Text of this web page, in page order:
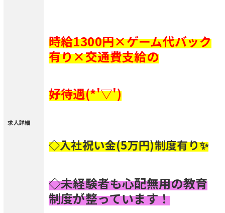
求人詳細
時給1300円×ゲーム代バック
有り×交通費支給の
好待遇(*'▽')
◇入社祝い金(5万円)制度有り✨
◇未経験者も心配無用の教育
制度が整っています！